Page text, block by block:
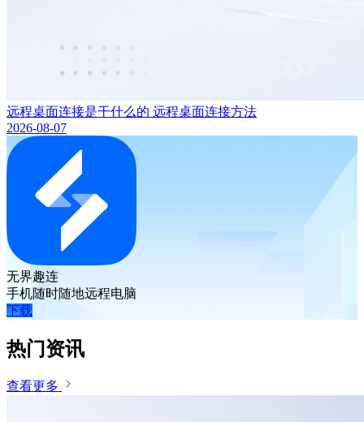
远程桌面连接是干什么的 远程桌面连接方法
2026-08-07
无界趣连
手机随时随地远程电脑
下载
热门资讯
查看更多